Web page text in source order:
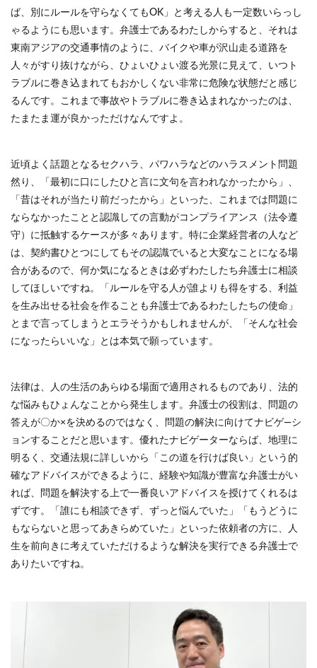
ば、別にルールを守らなくてもOK」と考える人も一定数いらっし
ゃるようにも思います。弁護士であるわたしからすると、それは
東南アジアの交通事情のように、バイクや車が沢山走る道路を
人々がすり抜けながら、ひょいひょい渡る光景に見えて、いつト
ラブルに巻き込まれてもおかしくない非常に危険な状態だと感じ
るんです。これまで事故やトラブルに巻き込まれなかったのは、
たまたま運が良かっただけなんですよ。
近頃よく話題となるセクハラ、パワハラなどのハラスメント問題
然り、「最初に口にしたひと言に文句を言われなかったから」、
「昔はそれが当たり前だったから」といった、これまでは問題に
ならなかったことと認識しての言動がコンプライアンス（法令遵
守）に抵触するケースが多々あります。特に企業経営者の人など
は、契約書ひとつにしてもその認識でいると大変なことになる場
合があるので、何か気になるときは必ずわたしたち弁護士に相談
してほしいですね。「ルールを守る人が誰よりも得をする、利益
を生み出せる社会を作ることも弁護士であるわたしたちの使命」
とまで言ってしまうとエラそうかもしれませんが、「そんな社会
になったらいいな」とは本気で願っています。
法律は、人の生活のあらゆる場面で適用されるものであり、法的
な悩みもひょんなことから発生します。弁護士の役割は、問題の
答えが〇か×を決めるのではなく、問題の解決に向けてナビゲ―シ
ョンすることだと思います。優れたナビゲーターならば、地理に
明るく、交通法規に詳しいから「この道を行けば良い」という的
確なアドバイスができるように、経験や知識が豊富な弁護士がい
れば、問題を解決する上で一番良いアドバイスを授けてくれるは
ずです。「誰にも相談できず、ずっと悩んでいた」「もうどうに
もならないと思ってあきらめていた」といった依頼者の方に、人
生を前向きに考えていただけるような解決を実行できる弁護士で
ありたいですね。